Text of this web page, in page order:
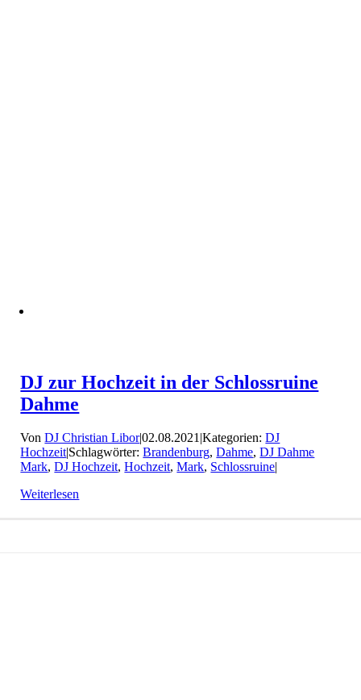
DJ zur Hochzeit in der Schlossruine
Dahme
VonDJ Christian Libor|02.08.2021 |Kategorien:DJ
Hochzeit|Schlagwörter:Brandenburg,Dahme,DJ Dahme
Mark,DJ Hochzeit,Hochzeit,Mark, Schlossruine
Weiterlesen